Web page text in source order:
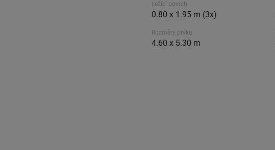
Ležící povrch
0.80 x 1.95 m (3x)
Rozměry prvku
4.60 x 5.30 m